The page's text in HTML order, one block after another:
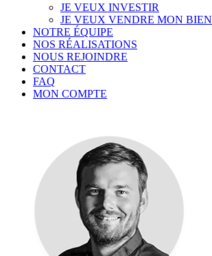
JE VEUX INVESTIR
JE VEUX VENDRE MON BIEN
NOTRE ÉQUIPE
NOS RÉALISATIONS
NOUS REJOINDRE
CONTACT
FAQ
MON COMPTE